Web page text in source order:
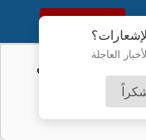
العاجلة
النسخة الكاملة
الأردن المالية من